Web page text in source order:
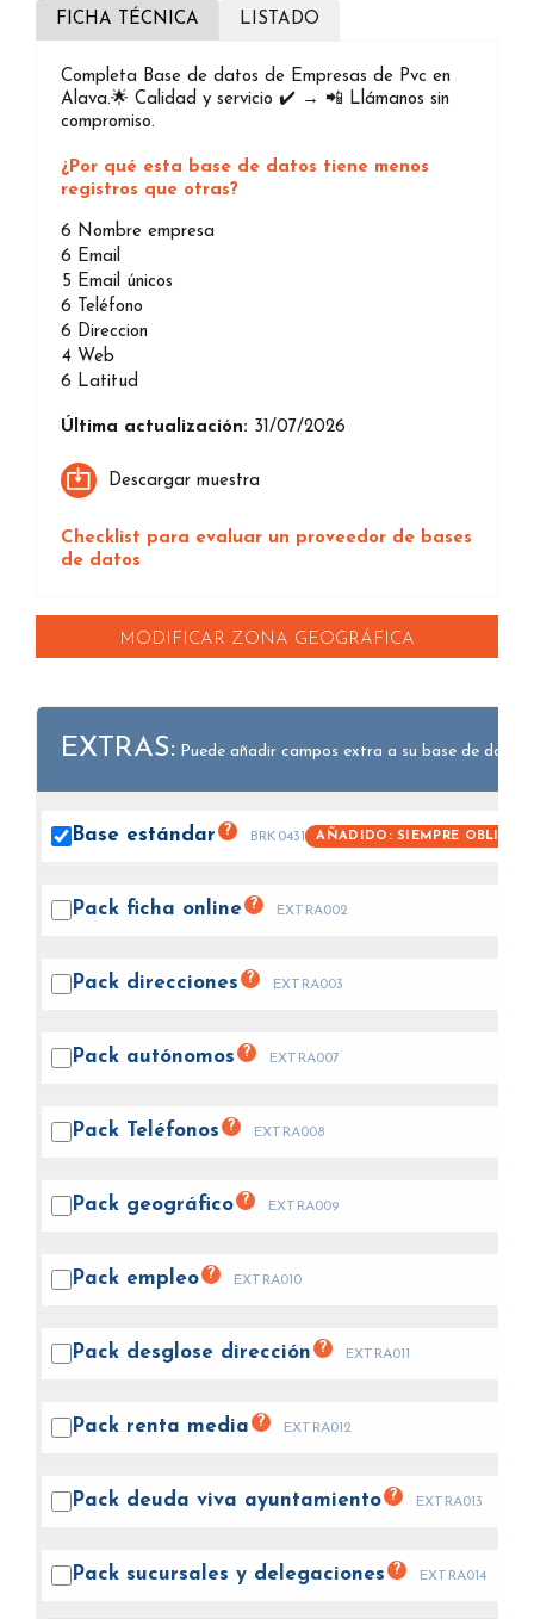
FICHA TÉCNICA LISTADO
Completa Base de datos de Empresas de Pvc en
Alava.🌟 Calidad y servicio ✔️ → 📲 Llámanos sin
compromiso.
¿Por qué esta base de datos tiene menos
registros que otras?
6 Nombre empresa
6 Email
5 Email únicos
6
Teléfono
6 Direccion
4 Web
6 Latitud
Última actualización: 31/07/2026
Descargar muestra
Checklist para evaluar un proveedor de bases
de datos
MODIFICAR ZONA GEOGRÁFICA
EXTRAS: Puede añadir campos extra a su base de datos.
Base estándar ? BRK0431 AÑADIDO: SIEMPRE
Pack ficha online ? EXTRA002
Pack direcciones ? EXTRA003
Pack autónomos ? EXTRA007
Pack Teléfonos ? EXTRA008
Pack geográfico ? EXTRA009
Pack empleo ? EXTRA010
Pack desglose dirección ? EXTRA011
Pack renta media ? EXTRA012
Pack deuda viva ayuntamiento ? EXTRA013
Pack sucursales y delegaciones ? EXTRA014